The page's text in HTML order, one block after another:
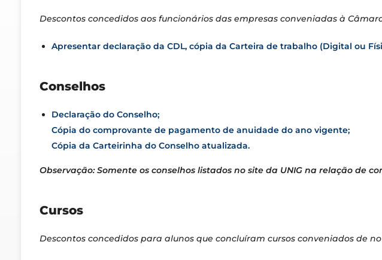
Descontos concedidos aos funcionários das empresas conveniadas à
Apresentar declaração da CDL, cópia da Carteira de trabalho (Digital ou
Conselhos
Declaração do Conselho;
Cópia do comprovante de pagamento de anuidade do ano vigente;
Cópia da Carteirinha do Conselho atualizada.
Observação: Somente os conselhos listados no site da UNIG na relação de
Cursos
Descontos concedidos para alunos que concluíram cursos conveniados de